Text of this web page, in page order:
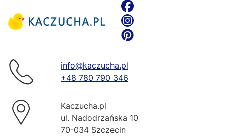
info@kaczucha.pl
+48 780 790 346
Kaczucha.pl
ul. Nadodrzańska 10
70-034 Szczecin